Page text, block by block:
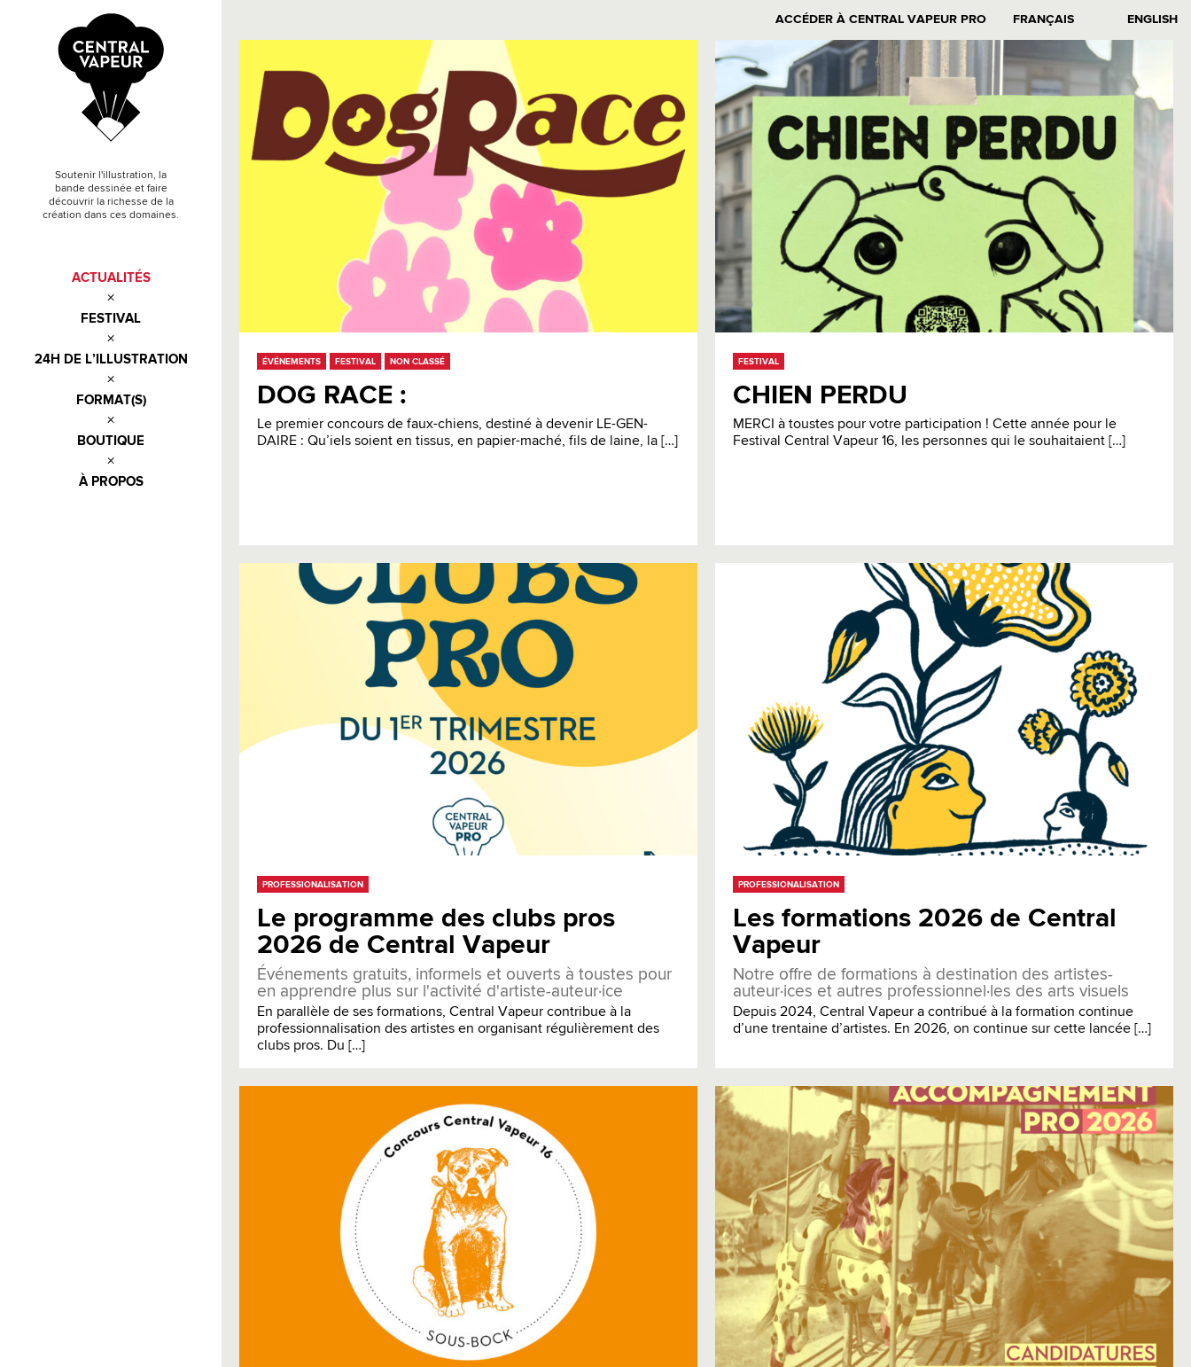
Soutenir l'illustration, la
bande dessinée et faire
découvrir la richesse de la
création dans ces domaines.
ACTUALITÉS
FESTIVAL
24H DE L’ILLUSTRATION
FORMAT(S)
BOUTIQUE
À PROPOS
ACCÉDER À CENTRAL VAPEUR PRO FRANÇAIS ENGLISH
ÉVÉNEMENTS FESTIVAL NON CLASSÉ
DOG RACE :
Le premier concours de faux-chiens, destiné à devenir LE-GEN-
DAIRE : Qu’iels soient en tissus, en papier-maché, fils de laine, la […]
FESTIVAL
CHIEN PERDU
MERCI à toustes pour votre participation ! Cette année pour le
Festival Central Vapeur 16, les personnes qui le souhaitaient […]
PROFESSIONALISATION
Le programme des clubs pros
2026 de Central Vapeur
Événements gratuits, informels et ouverts à toustes pour
en apprendre plus sur l'activité d'artiste-auteur·ice
En parallèle de ses formations, Central Vapeur contribue à la
professionnalisation des artistes en organisant régulièrement des
clubs pros. Du […]
PROFESSIONALISATION
Les formations 2026 de Central
Vapeur
Notre offre de formations à destination des artistes-
auteur·ices et autres professionnel·les des arts visuels
Depuis 2024, Central Vapeur a contribué à la formation continue
d’une trentaine d’artistes. En 2026, on continue sur cette lancée […]